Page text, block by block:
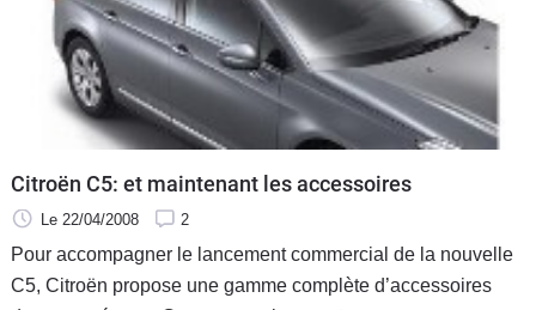
Citroën C5: et maintenant les accessoires
Le 22/04/2008 2
Pour accompagner le lancement commercial de la nouvelle
C5, Citroën propose une gamme complète d’accessoires